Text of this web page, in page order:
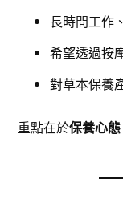
長時間工作
希望透過按
對草本保養
重點在於保養心態